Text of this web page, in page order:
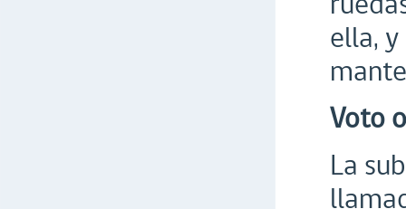
ella,
Voto
La